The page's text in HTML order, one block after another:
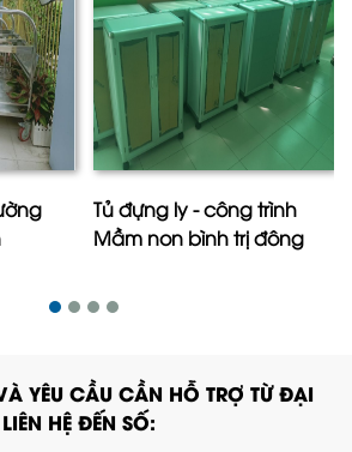
Tủ đựng ly - công trình
Mầm non bình trị đông
YÊU CẦU CẦN HỖ TRỢ TỪ ĐẠI
HỆ ĐẾN SỐ: